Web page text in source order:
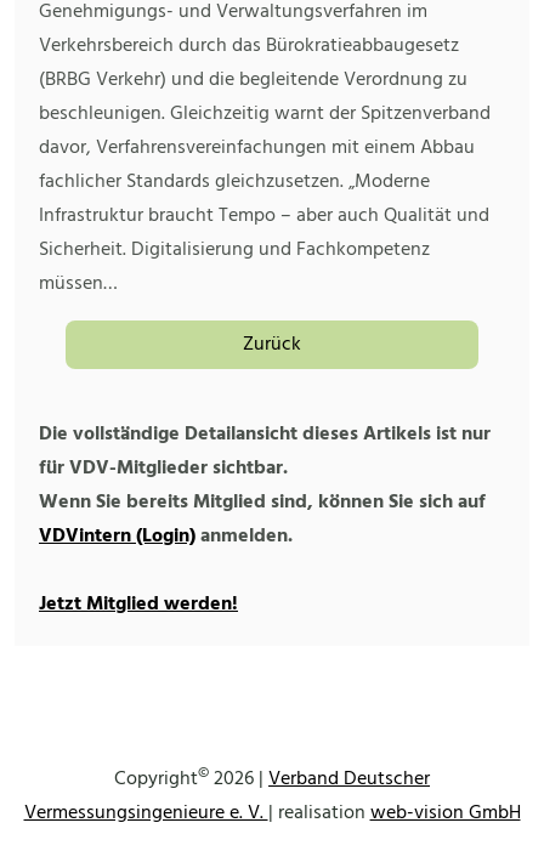
Genehmigungs- und Verwaltungsverfahren im
Verkehrsbereich durch das Bürokratieabbaugesetz
(BRBG Verkehr) und die begleitende Verordnung zu
beschleunigen. Gleichzeitig warnt der Spitzenverband
davor, Verfahrensvereinfachungen mit einem Abbau
fachlicher Standards gleichzusetzen. „Moderne
Infrastruktur braucht Tempo – aber auch Qualität und
Sicherheit. Digitalisierung und Fachkompetenz
müssen…
Zurück
Die vollständige Detailansicht dieses Artikels ist nur
für VDV-Mitglieder sichtbar.
Wenn Sie bereits Mitglied sind, können Sie sich auf
VDVintern (Login)anmelden.
Jetzt Mitglied werden!
Copyright© 2026 |Verband Deutscher
Vermessungsingenieure e. V.| realisationweb-vision GmbH